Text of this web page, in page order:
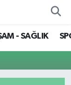
- SAĞLIK